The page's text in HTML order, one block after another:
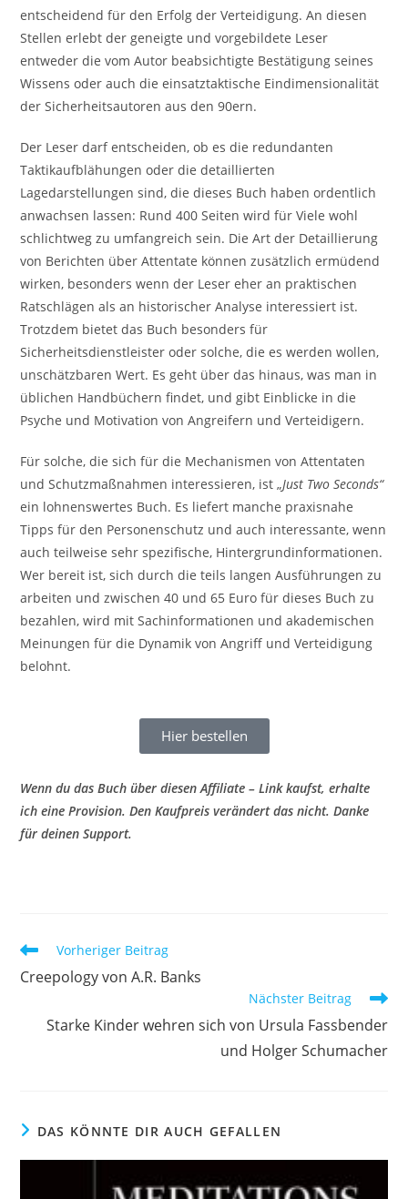
entscheidend für den Erfolg der Verteidigung. An diesen
Stellen erlebt der geneigte und vorgebildete Leser
entweder die vom Autor beabsichtigte Bestätigung seines
Wissens oder auch die einsatztaktische Eindimensionalität
der Sicherheitsautoren aus den 90ern.
Der Leser darf entscheiden, ob es die redundanten
Taktikaufblähungen oder die detaillierten
Lagedarstellungen sind, die dieses Buch haben ordentlich
anwachsen lassen: Rund 400 Seiten wird für Viele wohl
schlichtweg zu umfangreich sein. Die Art der Detaillierung
von Berichten über Attentate können zusätzlich ermüdend
wirken, besonders wenn der Leser eher an praktischen
Ratschlägen als an historischer Analyse interessiert ist.
Trotzdem bietet das Buch besonders für
Sicherheitsdienstleister oder solche, die es werden wollen,
unschätzbaren Wert. Es geht über das hinaus, was man in
üblichen Handbüchern findet, und gibt Einblicke in die
Psyche und Motivation von Angreifern und Verteidigern.
Für solche, die sich für die Mechanismen von Attentaten
und Schutzmaßnahmen interessieren, ist „Just Two Seconds“
ein lohnenswertes Buch. Es liefert manche praxisnahe
Tipps für den Personenschutz und auch interessante, wenn
auch teilweise sehr spezifische, Hintergrundinformationen.
Wer bereit ist, sich durch die teils langen Ausführungen zu
arbeiten und zwischen 40 und 65 Euro für dieses Buch zu
bezahlen, wird mit Sachinformationen und akademischen
Meinungen für die Dynamik von Angriff und Verteidigung
belohnt.
Hier bestellen
Wenn du das Buch über diesen Affiliate – Link kaufst, erhalte
ich eine Provision. Den Kaufpreis verändert das nicht. Danke
für deinen Support.
Vorheriger Beitrag
Creepology von A.R. Banks
Nächster Beitrag
Starke Kinder wehren sich von Ursula Fassbender
und Holger Schumacher
DAS KÖNNTE DIR AUCH GEFALLEN